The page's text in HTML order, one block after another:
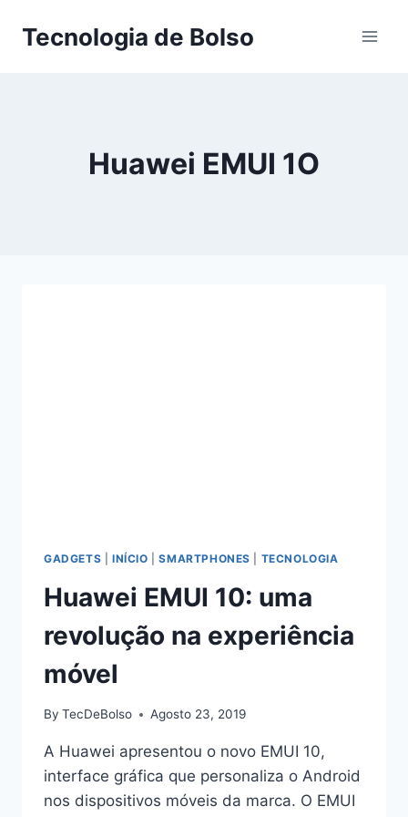
Tecnologia de Bolso
Huawei EMUI 1O
GADGETS INÍCIO |SMARTPHONES TECNOLOGIA
Huawei EMUI 10: uma
revolução na experiência
móvel
By TecDeBolso Agosto 23, 2019
A Huawei apresentou o novo EMUI 10,
interface gráfica que personaliza o Android
nos dispositivos móveis da marca. O EMUI